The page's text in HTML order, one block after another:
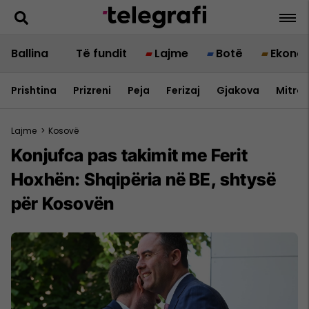
Ballina Të fundit Lajme Botë
Prishtina Prizreni Peja Ferizaj Gjakova
Lajme > Kosovë
Konjufca pas takimit me Ferit
Hoxhën: Shqipëria në BE, shtysë
për Kosovën